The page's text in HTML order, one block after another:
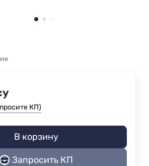
КП)
В корзину
Запросить КП